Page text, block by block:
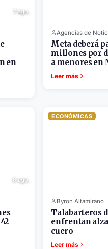
7 ago.
en
Agencias de
Meta deberá
millones por
a menores en
Leer más
6 ago.
ECONÓMICAS
Byron Altamirano
Talabarteros
enfrentan
cuero
Leer más